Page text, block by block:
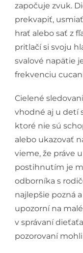
započuje zvuk.
prekvapiť,
hrať alebo sať z
pritlačí si svoju
svalové napätie
frekvenciu
Cielené
vhodné aj u detí
ktoré nie sú
alebo ukazovať
vieme, že práve
postihnutím je
odborníka s
najlepšie pozná
upozorní na
v správaní
pozorovaní